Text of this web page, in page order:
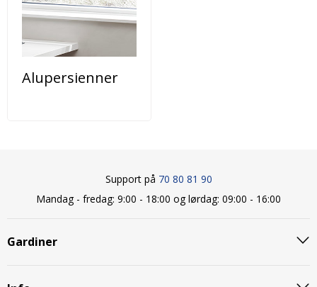
Alupersienner
Support på 70 80 81 90
Mandag - fredag: 9:00 - 18:00 og lørdag: 09:00 - 16:00
Gardiner